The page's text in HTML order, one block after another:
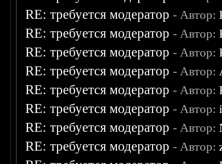
RE: требуется модератор - Автор:
RE: требуется модератор - Автор:
RE: требуется модератор - Автор:
RE: требуется модератор - Автор:
RE: требуется модератор - Автор:
RE: требуется модератор - Автор:
RE: требуется модератор - Автор:
RE: требуется модератор - Автор: